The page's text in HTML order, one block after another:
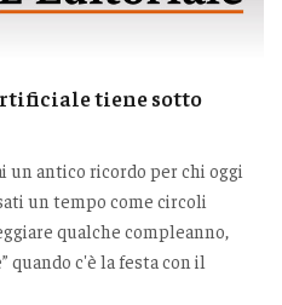
tiene sotto
un antico ricordo per chi oggi
un tempo come circoli
qualche compleanno,
quando c'è la festa con il